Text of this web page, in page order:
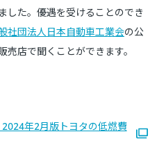
した。優遇を受けることのでき
社団法人日本自動車工業会の公
店で聞くことができます。
年2月版トヨタの低燃費